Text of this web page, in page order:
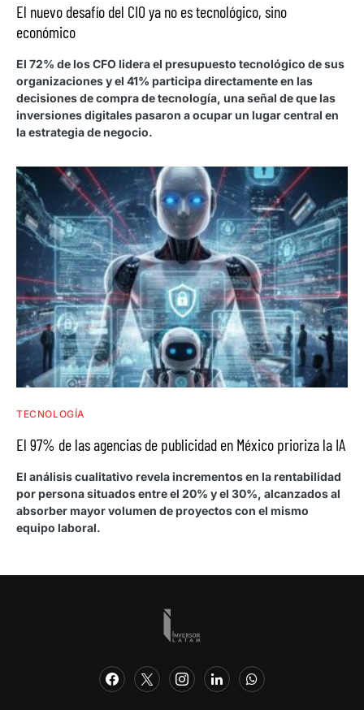
El nuevo desafío del CIO ya no es tecnológico, sino
económico
El 72% de los CFO lidera el presupuesto tecnológico de sus
organizaciones y el 41% participa directamente en las
decisiones de compra de tecnología, una señal de que las
inversiones digitales pasaron a ocupar un lugar central en
la estrategia de negocio.
TECNOLOGÍA
El 97% de las agencias de publicidad en México prioriza la IA
El análisis cualitativo revela incrementos en la rentabilidad
por persona situados entre el 20% y el 30%, alcanzados al
absorber mayor volumen de proyectos con el mismo
equipo laboral.